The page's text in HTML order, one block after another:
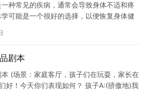
种常见的疾病，通常会导致身体不适和疼
可能是一个很好的选择，以便恢复身体健
剧本
(场景：家庭客厅，孩子们在玩耍，家长在
好！今天你们表现如何？ 孩子A:(骄傲地)我